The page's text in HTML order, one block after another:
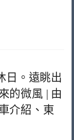
日。遠眺出
的微風 | 由
介紹、東